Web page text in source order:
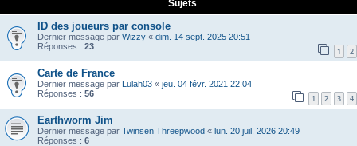
Sujets
ID des joueurs par console
Dernier message par Wizzy « dim. 14 sept. 2025 20:51
Réponses : 23 1 2
Carte de France
Dernier message par Lulah03 « jeu. 04 févr. 2021 22:04
Réponses : 56 1 2 3 4
Earthworm Jim
Dernier message par Twinsen Threepwood « lun. 20 juil. 2026 20:49
Réponses : 6